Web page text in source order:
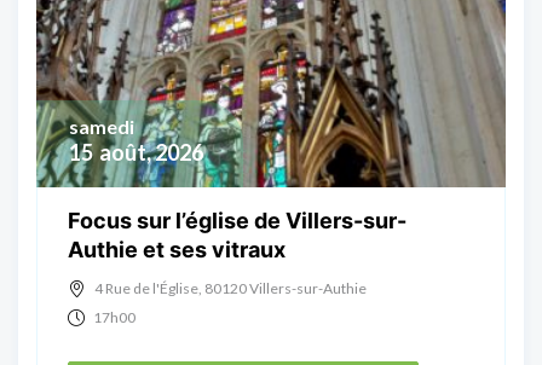
15 août, 2026
samedi
Focus sur l’église de Villers-sur-
Authie et ses vitraux
4 Rue de l'Église, 80120 Villers-sur-Authie
17h00